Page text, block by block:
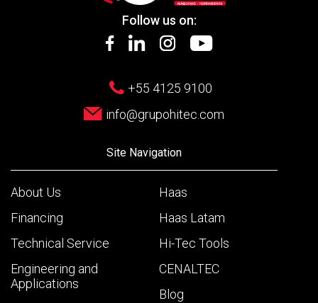
Follow us on:
+55 4125 9100
info@grupohitec.com
Site Navigation
About Us
Financing
Technical Service
Engineering and
Applications
Haas
Haas Latam
Hi-Tec Tools
CENALTEC
Blog